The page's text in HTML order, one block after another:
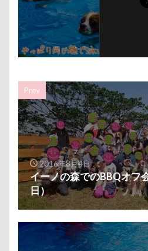
Prev
2016年8月4日
イーノの森でのBBQオフ
日）